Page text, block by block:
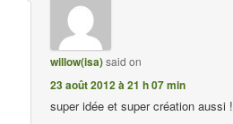
willow(isa)said on
23 août 2012 à 21 h 07 min
super idée et super création aussi !